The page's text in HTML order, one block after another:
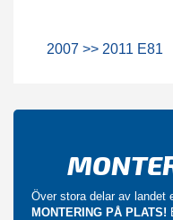
2007 >> 2011 E81
Över stora delar av landet
MONTERING PÅ PLATS!